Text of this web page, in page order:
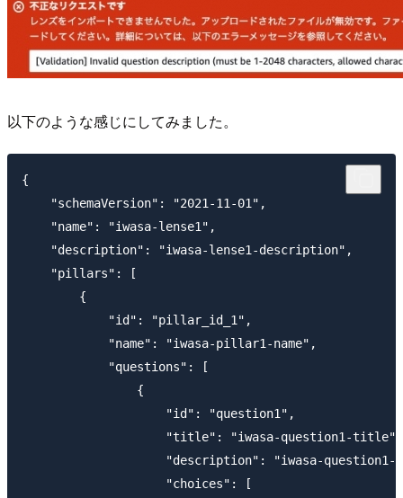
以下のような感じにしてみました。
{
    "schemaVersion": "2021-11-01",
    "name": "iwasa-lense1",
    "description": "iwasa-lense1-description",
    "pillars": [
        {
            "id": "pillar_id_1",
            "name": "iwasa-pillar1-name",
            "questions": [
                {
                    "id": "question1",
                    "title": "iwasa-question1-title",
"description": "iwasa-question1-
                    "choices": [